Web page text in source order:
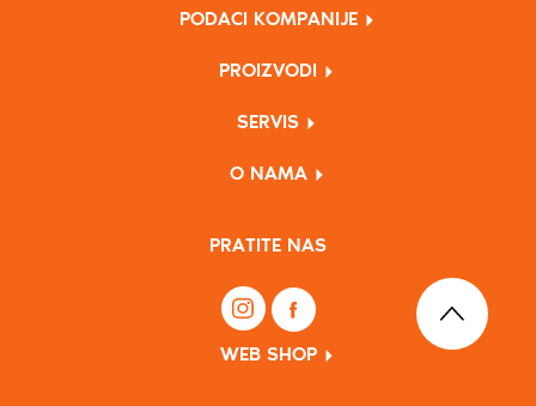
PODACI KOMPANIJE
PROIZVODI
SERVIS
O NAMA
PRATITE NAS
WEB SHOP